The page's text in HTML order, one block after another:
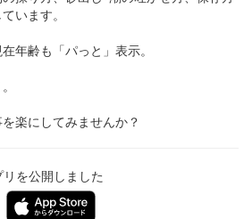
います。
年齢も「パっと」表示。
楽にしてみませんか？
リを公開しました